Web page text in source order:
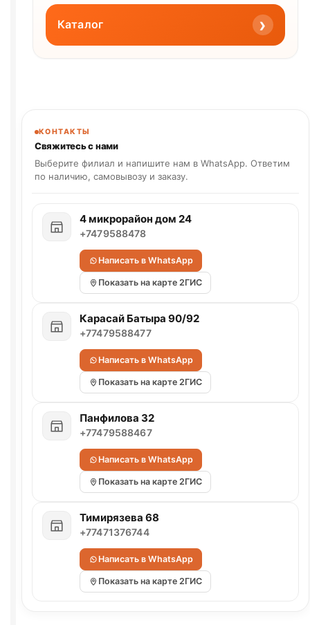
Каталог ›
КОНТАКТЫ
Свяжитесь с нами
Выберите филиал и напишите нам в WhatsApp. Ответим
по наличию, самовывозу и заказу.
4 микрорайон дом 24
+7479588478
Написать в WhatsApp
Показать на карте 2ГИС
Карасай Батыра 90/92
+77479588477
Написать в WhatsApp
Показать на карте 2ГИС
Панфилова 32
+77479588467
Написать в WhatsApp
Показать на карте 2ГИС
Тимирязева 68
+77471376744
Написать в WhatsApp
Показать на карте 2ГИС